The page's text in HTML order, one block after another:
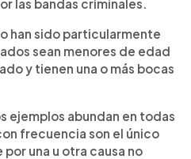
las bandas criminales.
han sido particularmente
sean menores de edad
y tienen una o más bocas
ejemplos abundan en todas
frecuencia son el único
una u otra causa no